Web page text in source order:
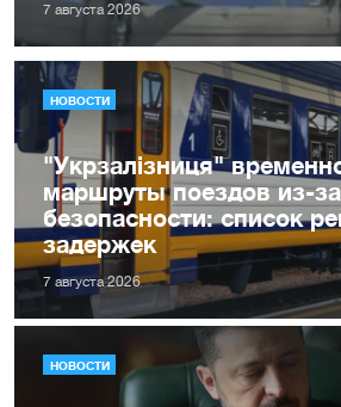
7 августа 2026
НОВОСТИ
"Укрзалізниця"
маршруты поездов из-за
безопасности: список
задержек
7 августа 2026
НОВОСТИ